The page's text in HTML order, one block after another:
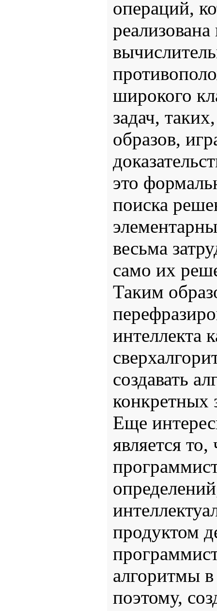
операций,
широкого
задач,
образов,
это
поиска
весьма
само их
Таким
интеллекта
создавать
конкретных
Еще
является
продуктом
алгоритмы
поэтому,